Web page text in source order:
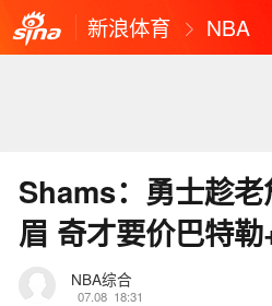
新浪体育 NBA
Shams：勇士趁
眉 奇才要价巴特
NBA综合
07.08 18:31